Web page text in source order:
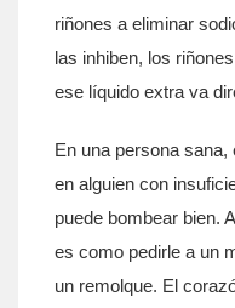
riñones a eliminar
las inhiben, los
ese líquido extra va
En una persona
en alguien con
puede bombear bien.
es como pedirle a un
un remolque. El